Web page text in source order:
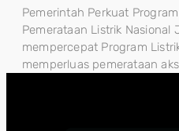
Pemerintah Perkuat
Pemerataan Listrik
mempercepat Program
memperluas pemerataan